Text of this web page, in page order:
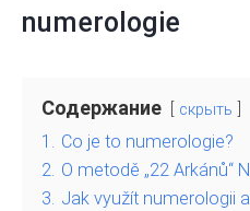
numerologie
Содержание скрыть
1. Co je to numerologie?
2. O metodě „22 Arkánů“
3. Jak využít numerologii